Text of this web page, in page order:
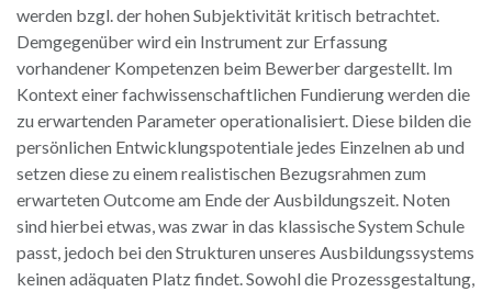
werden bzgl. der hohen Subjektivität kritisch betrachtet.
Demgegenüber wird ein Instrument zur Erfassung
vorhandener Kompetenzen beim Bewerber dargestellt. Im
Kontext einer fachwissenschaftlichen Fundierung werden die
zu erwartenden Parameter operationalisiert. Diese bilden die
persönlichen Entwicklungspotentiale jedes Einzelnen ab und
setzen diese zu einem realistischen Bezugsrahmen zum
erwarteten Outcome am Ende der Ausbildungszeit. Noten
sind hierbei etwas, was zwar in das klassische System Schule
passt, jedoch bei den Strukturen unseres Ausbildungssystems
keinen adäquaten Platz findet. Sowohl die Prozessgestaltung,